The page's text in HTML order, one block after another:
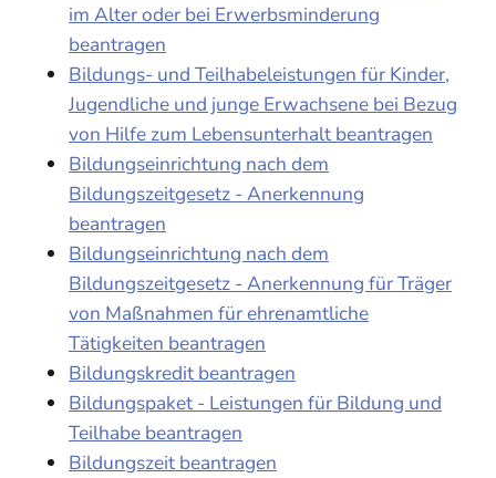
im Alter oder bei Erwerbsminderung
beantragen
Bildungs- und Teilhabeleistungen für Kinder,
Jugendliche und junge Erwachsene bei Bezug
von Hilfe zum Lebensunterhalt beantragen
Bildungseinrichtung nach dem
Bildungszeitgesetz - Anerkennung
beantragen
Bildungseinrichtung nach dem
Bildungszeitgesetz - Anerkennung für Träger
von Maßnahmen für ehrenamtliche
Tätigkeiten beantragen
Bildungskredit beantragen
Bildungspaket - Leistungen für Bildung und
Teilhabe beantragen
Bildungszeit beantragen